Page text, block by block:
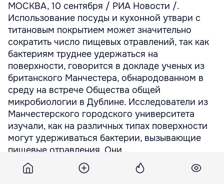
МОСКВА, 10 сентября / РИА Новости /.
Использование посуды и кухонной утвари с
титановым покрытием может значительно
сократить число пищевых отравлений, так как
бактериям труднее удержаться на
поверхности, говорится в докладе ученых из
британского Манчестера, обнародованном в
среду на встрече Общества общей
микробиологии в Дублине. Исследователи из
Манчестерского городского университета
изучали, как на различных типах поверхности
могут удерживаться бактерии, вызывающие
пищевые отравления. Они ...